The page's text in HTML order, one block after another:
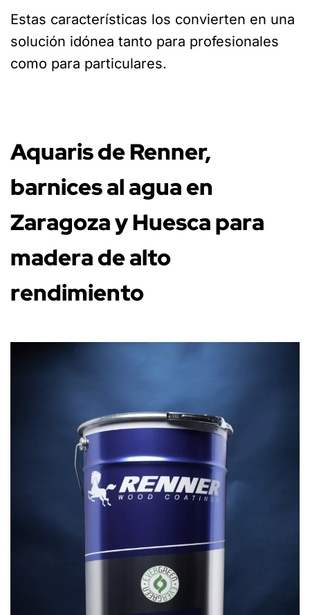
Estas características los convierten en una
solución idónea tanto para profesionales
como para particulares.
Aquaris de Renner,
barnices al agua en
Zaragoza y Huesca para
madera de alto
rendimiento